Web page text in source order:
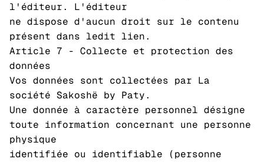
l'éditeur. L'éditeur
ne dispose d'aucun droit sur le contenu
présent dans ledit lien.
Article 7 - Collecte et protection des
données
Vos données sont collectées par La
société Sakoshë by Paty.
Une donnée à caractère personnel désigne
toute information concernant une personne
physique
identifiée ou identifiable (personne